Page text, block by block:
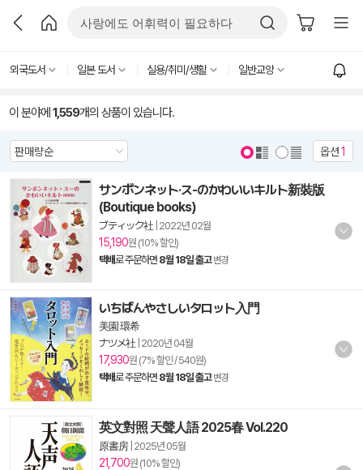
외국도서 일본 도서 실용/취미/생활 일반교양
이 분야에 1,559개의 상품이 있습니다.
옵션1
サンボンネット·ス-のかわいいキルト新裝版
(Boutique books)
ブティック社 2022년 02월
15,190원 (10% 할인)
택배로 주문하면 8월 18일 출고 변경
いちばんやさしいタロット入門
美園 環希
ナツメ社 2020년 04월
17,930원 (7% 할인 / 540원)
택배로 주문하면 8월 18일 출고 변경
英文對照 天聲人語 2025春 Vol.220
原書房| 2025년 05월
21,700원 (10% 할인)